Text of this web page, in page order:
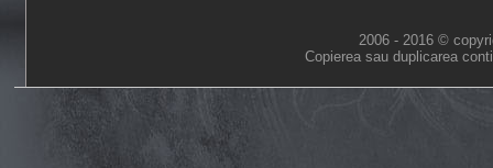
2006 - 2016 ©
Copierea sau duplicarea